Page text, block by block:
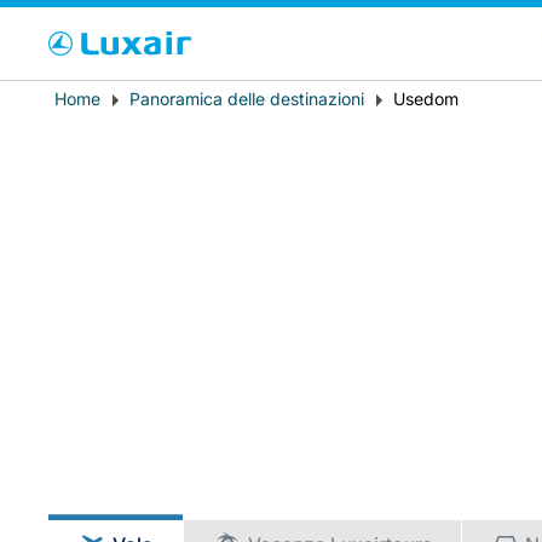
Paese di residenza
Breadcrumb
Home Panoramica delle destinazioni Usedom